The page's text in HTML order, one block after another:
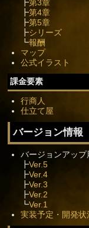
┣第3章
┣第4章
┣第5章
┣シリーズ
┗報酬
マップ
公式イラスト
課金要素
行商人
仕立て屋
バージョン情報
バージョンアップ
┣Ver.5
┣Ver.4
┣Ver.3
┣Ver.2
┗Ver.1
実装予定・開発